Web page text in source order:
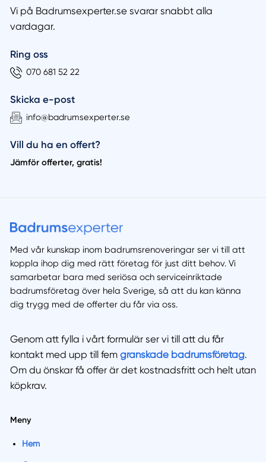
Vi på Badrumsexperter.se svarar snabbt alla
vardagar.
Ring oss
070 681 52 22
Skicka e-post
info@badrumsexperter.se
Vill du ha en offert?
Jämför offerter, gratis!
Med vår kunskap inom badrumsrenoveringar ser vi till att
koppla ihop dig med rätt företag för just ditt behov. Vi
samarbetar bara med seriösa och serviceinriktade
badrumsföretag över hela Sverige, så att du kan känna
dig trygg med de offerter du får via oss.
Genom att fylla i vårt formulär ser vi till att du får
kontakt med upp till fem granskade badrumsföretag.
Om du önskar få offer är det kostnadsfritt och helt utan
köpkrav.
Meny
Hem